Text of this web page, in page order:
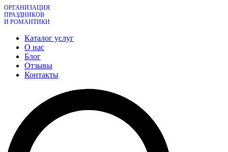
ОРГАНИЗАЦИЯ
ПРАЗДНИКОВ
И РОМАНТИКИ
Каталог услуг
О нас
Блог
Отзывы
Контакты